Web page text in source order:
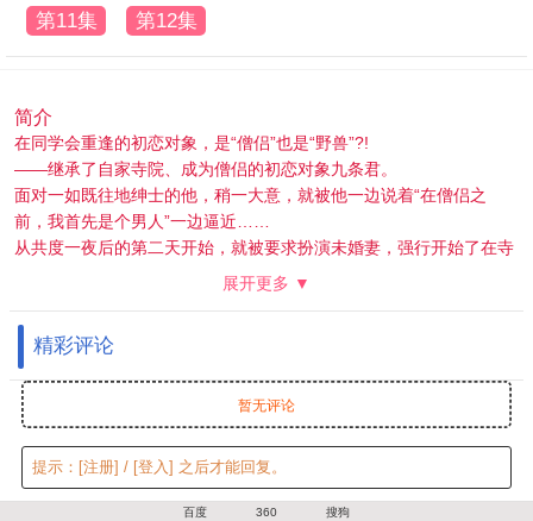
第11集 第12集
简介
在同学会重逢的初恋对象，是“僧侣”也是“野兽”?!
——继承了自家寺院、成为僧侣的初恋对象九条君。
面对一如既往地绅士的他，稍一大意，就被他一边说着“在僧侣之
前，我首先是个男人”一边逼近……
从共度一夜后的第二天开始，就被要求扮演未婚妻，强行开始了在寺
展开更多 ▼
精彩评论
暂无评论
提示： [注册] / [登入] 之后才能回复。
百度 360 搜狗